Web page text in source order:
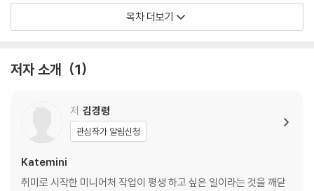
목공 추가 도구
채색 재료
2. 인형 가구 만들기의 기초
미터 박스와 톱을 사용하여 나무 자르기
사포판과 직각자를 사용하여 직각 맞추기
본드 바르는 방법 및 나무 조립하는 방법
목차 더보기
저자 소개 1
저 김경령
관심작가 알림신청
Katemini
취미로 시작한 미니어처 작업이 평생 하고 싶은 일이라는 것을 깨닫